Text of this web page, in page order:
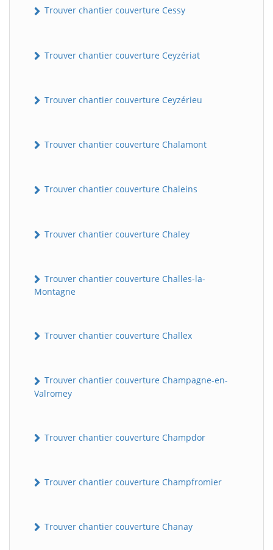
Trouver chantier couverture Cessy
Trouver chantier couverture Ceyzériat
Trouver chantier couverture Ceyzérieu
Trouver chantier couverture Chalamont
Trouver chantier couverture Chaleins
Trouver chantier couverture Chaley
Trouver chantier couverture Challes-la-
Montagne
Trouver chantier couverture Challex
Trouver chantier couverture Champagne-en-
Valromey
Trouver chantier couverture Champdor
Trouver chantier couverture Champfromier
Trouver chantier couverture Chanay